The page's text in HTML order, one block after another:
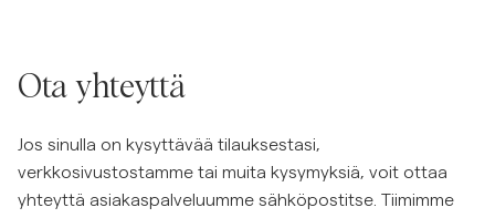
Asusteet
Housut
Ota yhteyttä
Jos sinulla on kysyttävää tilauksestasi,
verkkosivustostamme tai muita kysymyksiä, voit ottaa
yhteyttä asiakaspalveluumme sähköpostitse. Tiimimme